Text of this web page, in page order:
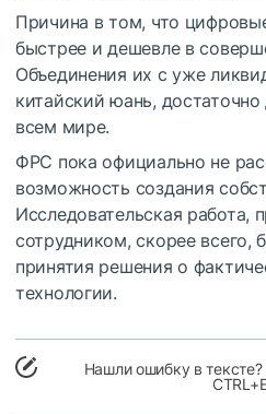
Причина в том, что
быстрее и дешевле в
Объединения их с уже
китайский юань,
всем мире.
ФРС пока официально не
возможность создания
Исследовательская работа,
сотрудником, скорее всего,
принятия решения о
технологии.
Нашли ошибку в